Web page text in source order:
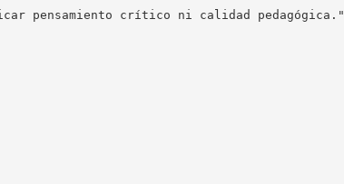
pensamiento crítico ni calidad pedagógica."